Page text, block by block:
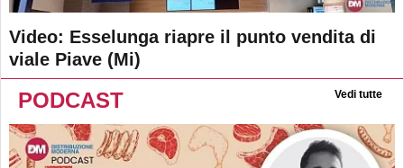
Video: Esselunga riapre il punto vendita di
viale Piave (Mi)
PODCAST Vedi tutte